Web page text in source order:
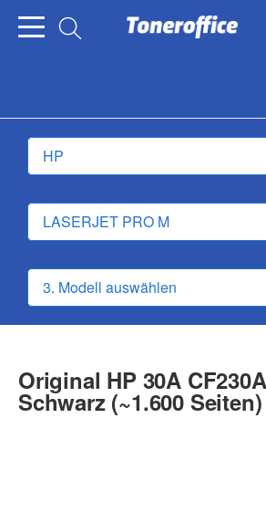
Original HP 30A
Schwarz (~1.600 Seiten)